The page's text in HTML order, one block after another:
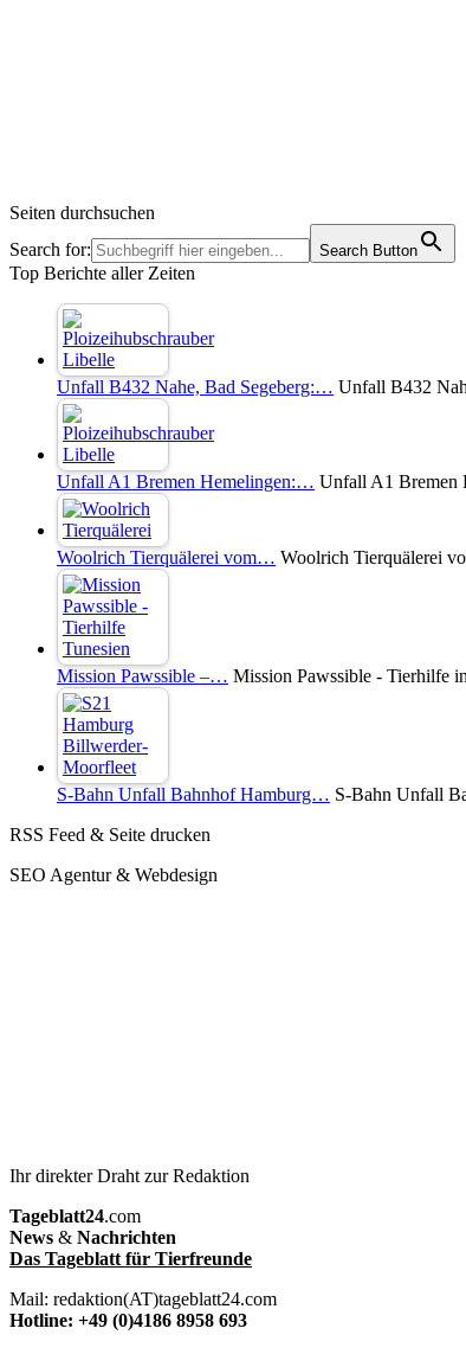
Seiten durchsuchen
Search for:
Search Button
Top Berichte aller Zeiten
Unfall B432 Nahe, Bad Segeberg:… Unfall B432
Unfall A1 Bremen Hemelingen:… Unfall A1 Bremen
Woolrich Tierquälerei vom… Woolrich Tierquälerei
Mission Pawssible –… Mission Pawssible - Tierhilfe
S-Bahn Unfall Bahnhof Hamburg… S-Bahn Unfall
RSS Feed & Seite drucken
SEO Agentur & Webdesign
Ihr direkter Draht zur Redaktion
Tageblatt24.com
News & Nachrichten
Das Tageblatt für Tierfreunde
Mail: redaktion(AT)tageblatt24.com
Hotline: +49 (0)4186 8958 693